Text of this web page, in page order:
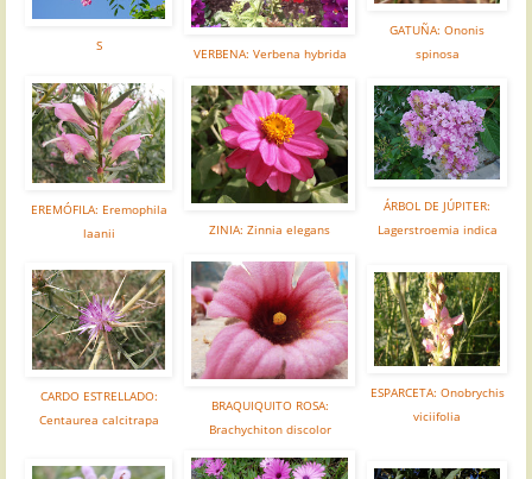
S VERBENA: Verbena hybrida
GATUÑA: Ononis
spinosa
EREMÓFILA: Eremophila
laanii
ZINIA: Zinnia elegans
ÁRBOL DE JÚPITER:
Lagerstroemia indica
CARDO ESTRELLADO:
Centaurea calcitrapa
BRAQUIQUITO ROSA:
Brachychiton discolor
ESPARCETA: Onobrychis
viciifolia